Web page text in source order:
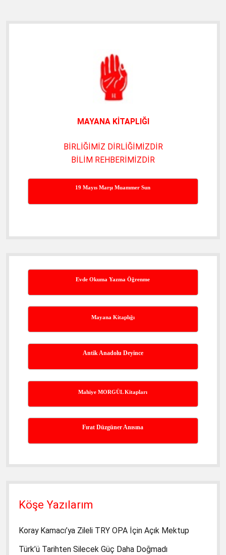
Yan
MAYANA KİTAPLIĞI
BİRLİĞİMİZ DİRLİĞİMİZDİR
BİLİM REHBERİMİZDİR
19 Mayıs Marşı Muammer Sun
Evde Okuma Yazma Öğrenme
Mayana Kitaplığı
Antik Anadolu Deyince
Mahiye MORGÜL Kitapları
Fırat Düzgüner Anısına
Köşe Yazılarım
Koray Kamacı’ya Zileli TRY OPA İçin Açık Mektup
Türk’ü Tarihten Silecek Güç Daha Doğmadı